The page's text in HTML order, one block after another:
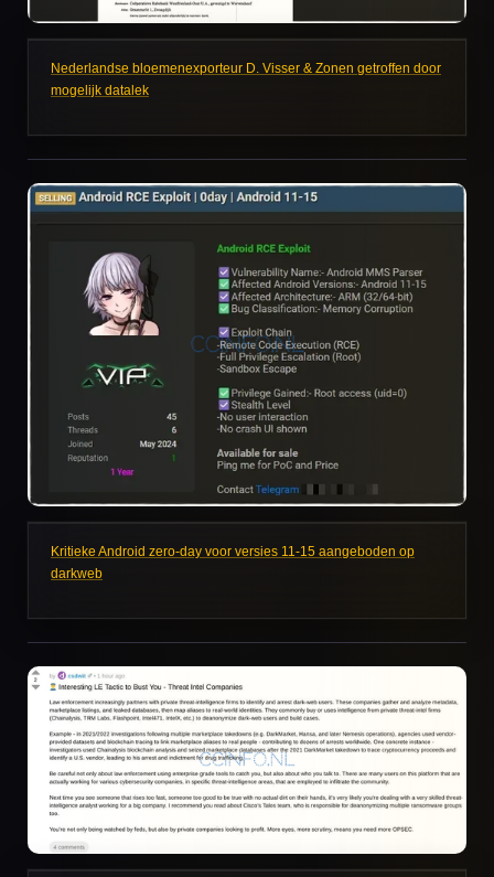
Nederlandse bloemenexporteur D. Visser & Zonen getroffen door
mogelijk datalek
Kritieke Android zero-day voor versies 11-15 aangeboden op
darkweb